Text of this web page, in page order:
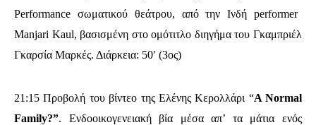
Performance σωματικού θεάτρου, από την Ινδή performer
Manjari Kaul, βασισμένη στο ομότιτλο διηγήμα του Γκαμπριέλ
Γκαρσία Μαρκές. Διάρκεια: 50′ (3ος)
21:15 Προβολή του βίντεο της Ελένης Κερολλάρι “A Normal
Family?”. Ενδοοικογενειακή βία μέσα απ’ τα μάτια ενός